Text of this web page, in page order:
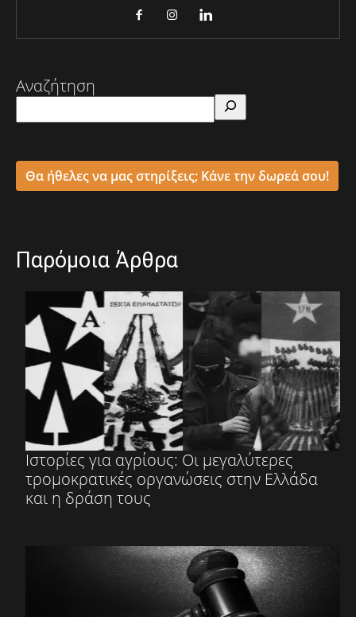
Αναζήτηση
Θα ήθελες να μας στηρίξεις; Κάνε την δωρεά σου!
Παρόμοια Άρθρα
Ιστορίες για αγρίους: Οι μεγαλύτερες
τρομοκρατικές οργανώσεις στην Ελλάδα
και η δράση τους